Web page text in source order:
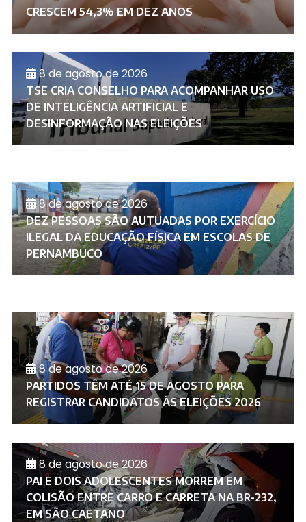
CRESCEM 54,3% EM DEZ ANOS
8 de agosto de 2026
TSE CRIA CONSELHO PARA ACOMPANHAR USO
DE INTELIGÊNCIA ARTIFICIAL E
DESINFORMAÇÃO NAS ELEIÇÕES
8 de agosto de 2026
DEZ PESSOAS SÃO AUTUADAS POR EXERCÍCIO
ILEGAL DA EDUCAÇÃO FÍSICA EM ESCOLAS DE
PERNAMBUCO
8 de agosto de 2026
PARTIDOS TÊM ATÉ 15 DE AGOSTO PARA
REGISTRAR CANDIDATOS ÀS ELEIÇÕES 2026
8 de agosto de 2026
PAI E DOIS ADOLESCENTES MORREM EM
COLISÃO ENTRE CARRO E CARRETA NA BR-232,
EM SÃO CAETANO